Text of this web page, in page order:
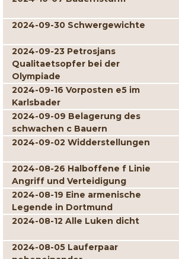
2024-09-30 Schwergewichte
2024-09-23 Petrosjans
Qualitaetsopfer bei der
Olympiade
2024-09-16 Vorposten e5 im
Karlsbader
2024-09-09 Belagerung des
schwachen c Bauern
2024-09-02 Widderstellungen
2024-08-26 Halboffene f Linie
Angriff und Verteidigung
2024-08-19 Eine armenische
Legende in Dortmund
2024-08-12 Alle Luken dicht
2024-08-05 Lauferpaar